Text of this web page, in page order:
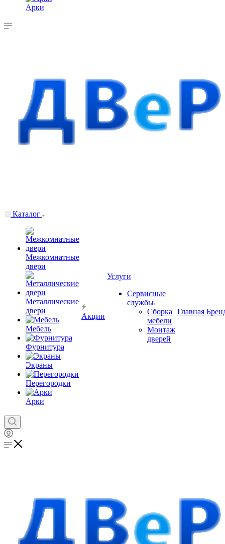
Арки
Каталог
Межкомнатные
двери
Металлические
двери
Мебель
Фурнитура
Экраны
Перегородки
Арки
Акции
Услуги
Сервисные
службы
Сборка
мебели
Монтаж
дверей
Главная